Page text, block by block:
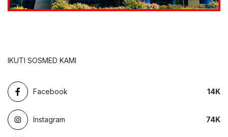
IKUTI SOSMED KAMI
Facebook 14K
Instagram 74K